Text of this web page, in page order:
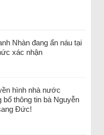
Nhàn đang ẩn náu tại
xác nhận
hình nhà nước
thông tin bà Nguyễn
Đức!